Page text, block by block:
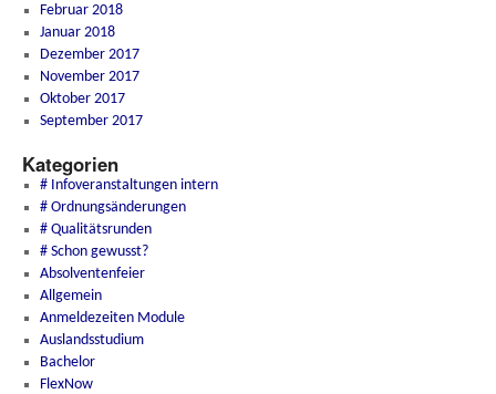
Februar 2018
Januar 2018
Dezember 2017
November 2017
Oktober 2017
September 2017
Kategorien
# Infoveranstaltungen intern
# Ordnungsänderungen
# Qualitätsrunden
# Schon gewusst?
Absolventenfeier
Allgemein
Anmeldezeiten Module
Auslandsstudium
Bachelor
FlexNow